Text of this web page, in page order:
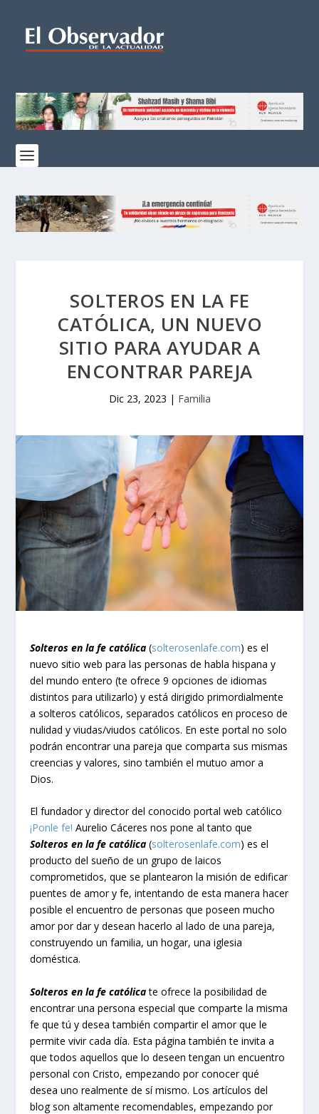
SOLTEROS EN LA FE
CATÓLICA, UN NUEVO
SITIO PARA AYUDAR A
ENCONTRAR PAREJA
Dic 23, 2023 | Familia
Solteros en la fe católica (solterosenlafe.com) es el
nuevo sitio web para las personas de habla hispana y
del mundo entero (te ofrece 9 opciones de idiomas
distintos para utilizarlo) y está dirigido primordialmente
a solteros católicos, separados católicos en proceso de
nulidad y viudas/viudos católicos. En este portal no solo
podrán encontrar una pareja que comparta sus mismas
creencias y valores, sino también el mutuo amor a
Dios.
El fundador y director del conocido portal web católico
¡Ponle fe! Aurelio Cáceres nos pone al tanto que
Solteros en la fe católica (solterosenlafe.com) es el
producto del sueño de un grupo de laicos
comprometidos, que se plantearon la misión de edificar
puentes de amor y fe, intentando de esta manera hacer
posible el encuentro de personas que poseen mucho
amor por dar y desean hacerlo al lado de una pareja,
construyendo un familia, un hogar, una iglesia
doméstica.
Solteros en la fe católicate ofrece la posibilidad de
encontrar una persona especial que comparte la misma
fe que tú y desea también compartir el amor que le
permite vivir cada día. Esta página también te invita a
que todos aquellos que lo deseen tengan un encuentro
personal con Cristo, empezando por conocer qué
desea uno realmente de sí mismo. Los artículos del
blog son altamente recomendables, empezando por